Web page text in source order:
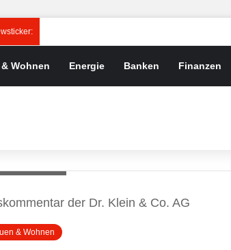
Wohnen Energie Banken Finanzen
der Dr. Klein & Co. AG
& Wohnen